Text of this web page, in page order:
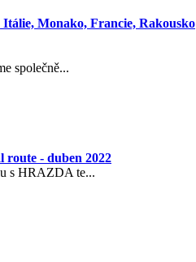
Monako, Francie, Rakousko
společně...
route - duben 2022
s HRAZDA te...